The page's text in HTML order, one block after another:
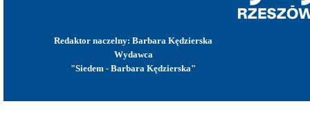
Redaktor naczelny: Barbara Kędzierska
Wydawca
"Siedem - Barbara Kędzierska"